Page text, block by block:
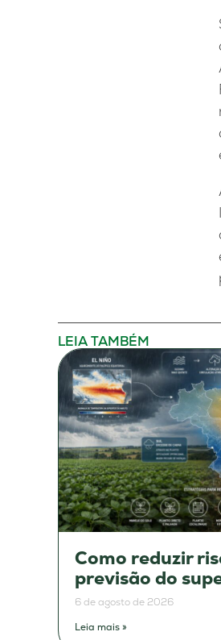
LEIA TAMBÉM
Como reduzir
previsão do
6 de agosto de 2026
Leia mais »